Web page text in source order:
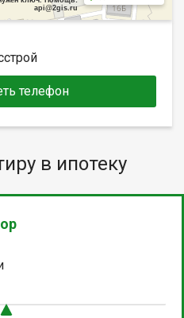
api@2gis.ru
телефон
в ипотеку